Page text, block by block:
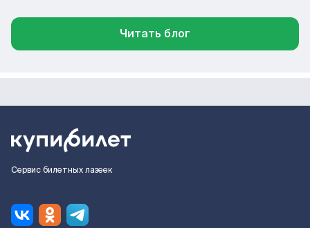
Читать блог
Сервис билетных лазеек